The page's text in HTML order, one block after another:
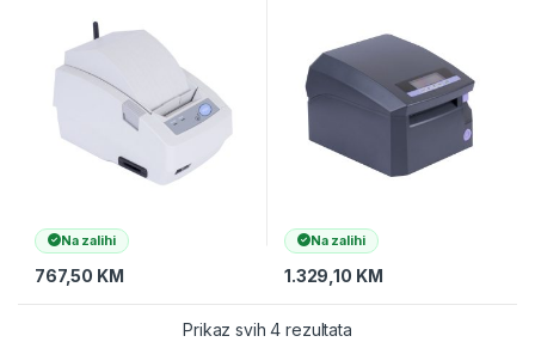
Na zalihi
767,50 KM
Na zalihi
1.329,10 KM
Prikaz svih 4 rezultata